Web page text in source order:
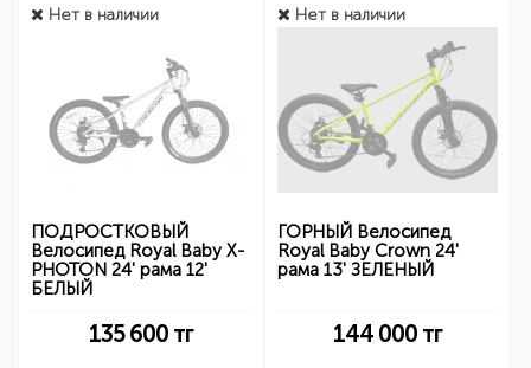
Нет в наличии
ПОДРОСТКОВЫЙ
Велосипед Royal Baby X-
PHOTON 24' рама 12'
БЕЛЫЙ
135 600 тг
Нет в наличии
ГОРНЫЙ Велосипед
Royal Baby Crown 24'
рама 13' ЗЕЛЕНЫЙ
144 000 тг